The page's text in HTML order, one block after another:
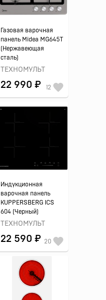
Газовая варочная
панель Midea MG645T
(Нержавеющая
сталь)
ТЕХНОМУЛЬТ
22 990 ₽ 12
Индукционная
варочная панель
KUPPERSBERG ICS
604 (Черный)
ТЕХНОМУЛЬТ
22 590 ₽ 20